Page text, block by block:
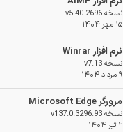
نسخه v5.40.2696
۱۵ مهر ۱۴۰۴
نرم افزار Winrar
نسخه v7.13
۹ مرداد ۱۴۰۴
مرورگر Microsoft Edge
نسخه v137.0.3296.93
۲ تیر ۱۴۰۴